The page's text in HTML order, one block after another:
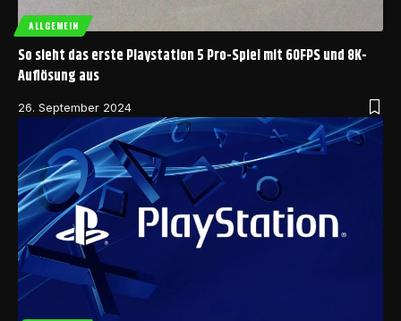
ALLGEMEIN
So sieht das erste Playstation 5 Pro-Spiel mit 60FPS und 8K-
Auflösung aus
26. September 2024